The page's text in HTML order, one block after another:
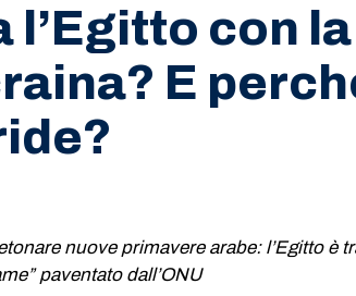
l’Egitto con la
E
nuove primavere arabe: l’Egitto è
paventato dall’ONU